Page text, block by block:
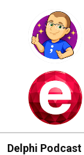
Delphi Podcast